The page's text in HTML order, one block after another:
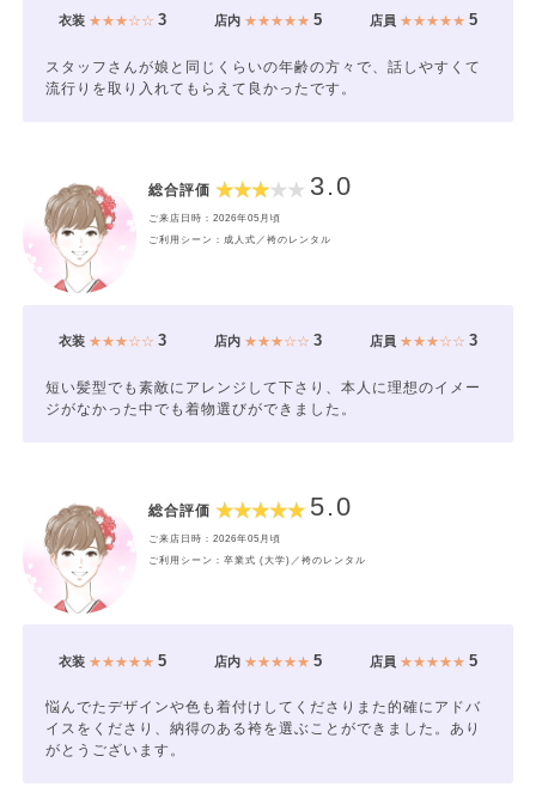
衣装★★★☆☆ 3 店内★★★★★ 5 店員 ★★★★★5
スタッフさんが娘と同じくらいの年齢の方々で、話しやすくて
流行りを取り入れてもらえて良かったです。
総合評価 3.0
ご来店日時：2026年05月頃
ご利用シーン：成人式／袴のレンタル
衣装★★★☆☆ 3 店内★★★☆☆ 3 店員 ★★★☆☆3
短い髪型でも素敵にアレンジして下さり、本人に理想のイメー
ジがなかった中でも着物選びができました。
総合評価 5.0
ご来店日時：2026年05月頃
ご利用シーン：卒業式 (大学)／袴のレンタル
衣装★★★★★ 5 店内★★★★★ 5 店員 ★★★★★5
悩んでたデザインや色も着付けしてくださりまた的確にアドバ
イスをくださり、納得のある袴を選ぶことができました。あり
がとうございます。